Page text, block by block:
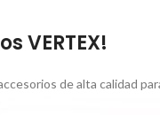
VERTEX!
de alta